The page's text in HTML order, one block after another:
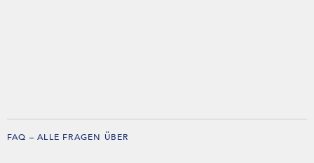
FAQ – ALLE FRAGEN ÜBER